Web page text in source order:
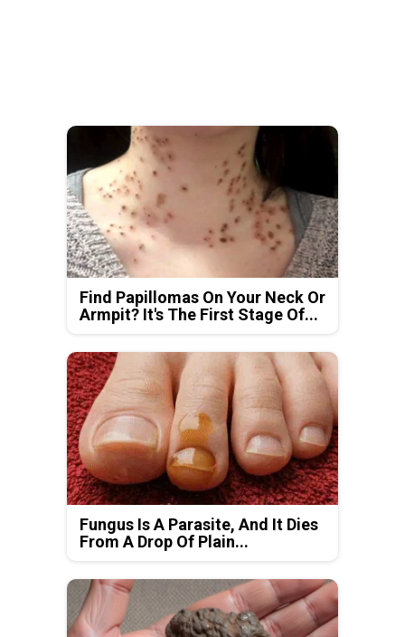
Find Papillomas On Your Neck Or
Armpit? It's The First Stage Of...
Fungus Is A Parasite, And It Dies
From A Drop Of Plain...